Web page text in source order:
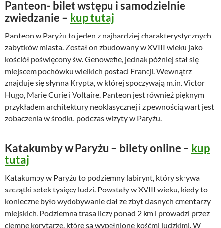
Panteon- bilet wstępu i samodzielnie
zwiedzanie – kup tutaj
Panteon w Paryżu to jeden z najbardziej charakterystycznych
zabytków miasta. Został on zbudowany w XVIII wieku jako
kościół poświęcony św. Genowefie, jednak później stał się
miejscem pochówku wielkich postaci Francji. Wewnątrz
znajduje się słynna Krypta, w której spoczywają m.in. Victor
Hugo, Marie Curie i Voltaire. Panteon jest również pięknym
przykładem architektury neoklasycznej i z pewnością wart jest
zobaczenia w środku podczas wizyty w Paryżu.
Katakumby w Paryżu – bilety online – kup
tutaj
Katakumby w Paryżu to podziemny labirynt, który skrywa
szczątki setek tysięcy ludzi. Powstały w XVIII wieku, kiedy to
konieczne było wydobywanie ciał ze zbyt ciasnych cmentarzy
miejskich. Podziemna trasa liczy ponad 2 km i prowadzi przez
ciemne korytarze, które są wypełnione kośćmi ludzkimi. W